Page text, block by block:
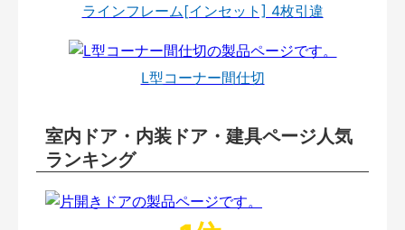
ラインフレーム[インセット] 4枚引違
L型コーナー間仕切
室内ドア・内装ドア・建具ページ人気
ランキング